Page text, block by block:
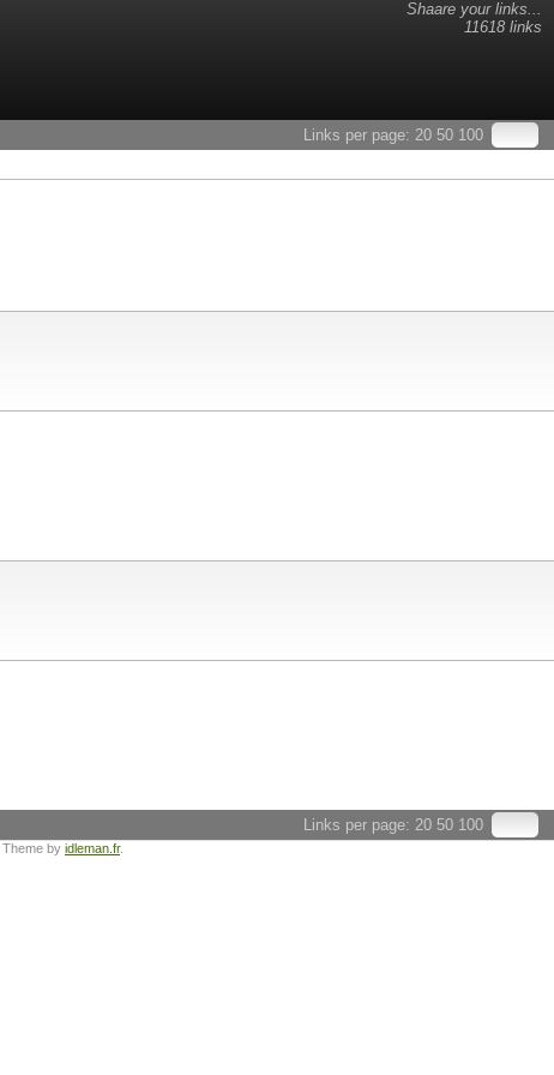
Shaare your links...
11618 links
Links per page: 20 50 100
Links per page: 20 50 100
. Theme by idleman.fr.